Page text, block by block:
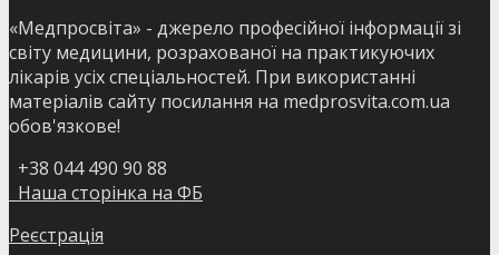
«Медпросвіта» - джерело професійної інформації зі
світу медицини, розрахованої на практикуючих
лікарів усіх спеціальностей. При використанні
матеріалів сайту посилання на medprosvita.com.ua
обов'язкове!
+38 044 490 90 88
Наша сторінка на ФБ
Реєстрація